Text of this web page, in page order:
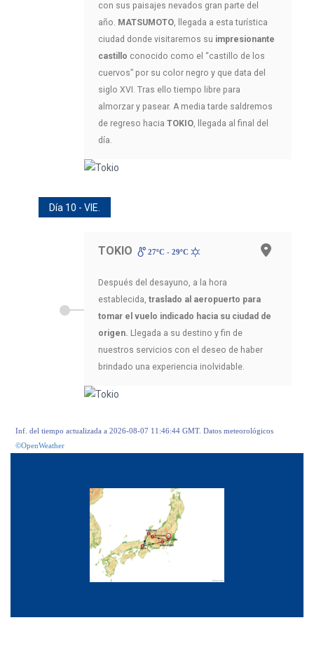
con sus paisajes nevados gran parte del
año. MATSUMOTO, llegada a esta turística
ciudad donde visitaremos su impresionante
castillo conocido como el “castillo de los
cuervos” por su color negro y que data del
siglo XVI. Tras ello tiempo libre para
almorzar y pasear. A media tarde saldremos
de regreso hacia TOKIO, llegada al final del
día.
Día 10 - VIE.
TOKIO 27ºC - 29ºC
Después del desayuno, a la hora
establecida, traslado al aeropuerto para
tomar el vuelo indicado hacia su ciudad de
origen. Llegada a su destino y fin de
nuestros servicios con el deseo de haber
brindado una experiencia inolvidable.
Inf. del tiempo actualizada a 2026-08-07 11:46:44 GMT. Datos meteorológicos
©OpenWeather